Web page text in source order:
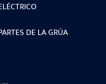
DE LA GRÚA